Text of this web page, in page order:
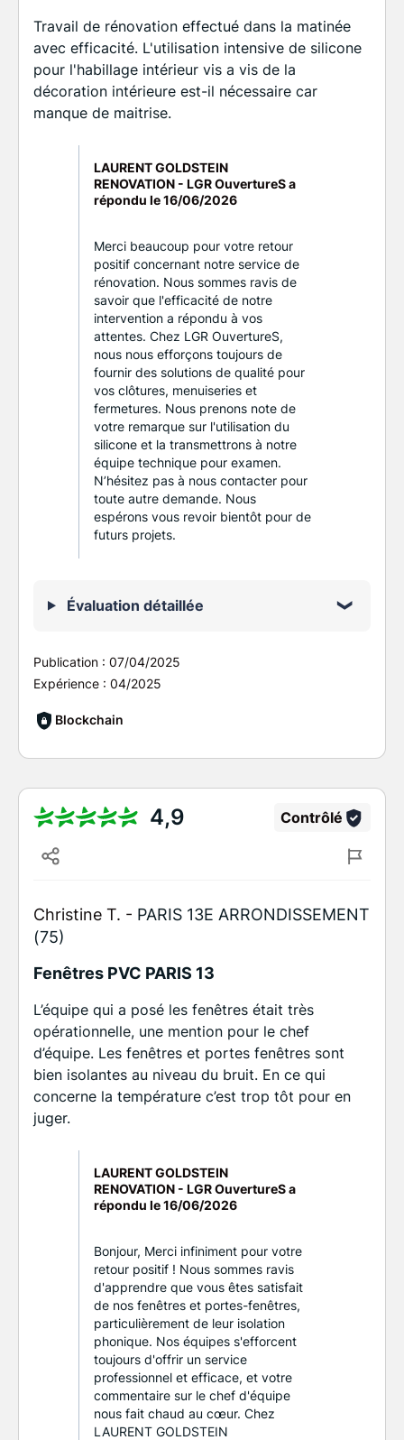
Travail de rénovation effectué dans la matinée
avec efficacité. L'utilisation intensive de silicone
pour l'habillage intérieur vis a vis de la
décoration intérieure est-il nécessaire car
manque de maitrise.
LAURENT GOLDSTEIN
RENOVATION - LGR OuvertureS a
répondu le16/06/2026
Merci beaucoup pour votre retour
positif concernant notre service de
rénovation. Nous sommes ravis de
savoir que l'efficacité de notre
intervention a répondu à vos
attentes. Chez LGR OuvertureS,
nous nous efforçons toujours de
fournir des solutions de qualité pour
vos clôtures, menuiseries et
fermetures. Nous prenons note de
votre remarque sur l'utilisation du
silicone et la transmettrons à notre
équipe technique pour examen.
N’hésitez pas à nous contacter pour
toute autre demande. Nous
espérons vous revoir bientôt pour de
futurs projets.
Évaluation détaillée
Publication : 07/04/2025
Expérience : 04/2025
Blockchain
4,9 Contrôlé
Christine T. - PARIS 13E ARRONDISSEMENT
(75)
Fenêtres PVC PARIS 13
L’équipe qui a posé les fenêtres était très
opérationnelle, une mention pour le chef
d’équipe. Les fenêtres et portes fenêtres sont
bien isolantes au niveau du bruit. En ce qui
concerne la température c’est trop tôt pour en
juger.
LAURENT GOLDSTEIN
RENOVATION - LGR OuvertureS a
répondu le16/06/2026
Bonjour, Merci infiniment pour votre
retour positif ! Nous sommes ravis
d'apprendre que vous êtes satisfait
de nos fenêtres et portes-fenêtres,
particulièrement de leur isolation
phonique. Nos équipes s'efforcent
toujours d'offrir un service
professionnel et efficace, et votre
commentaire sur le chef d'équipe
nous fait chaud au cœur. Chez
LAURENT GOLDSTEIN